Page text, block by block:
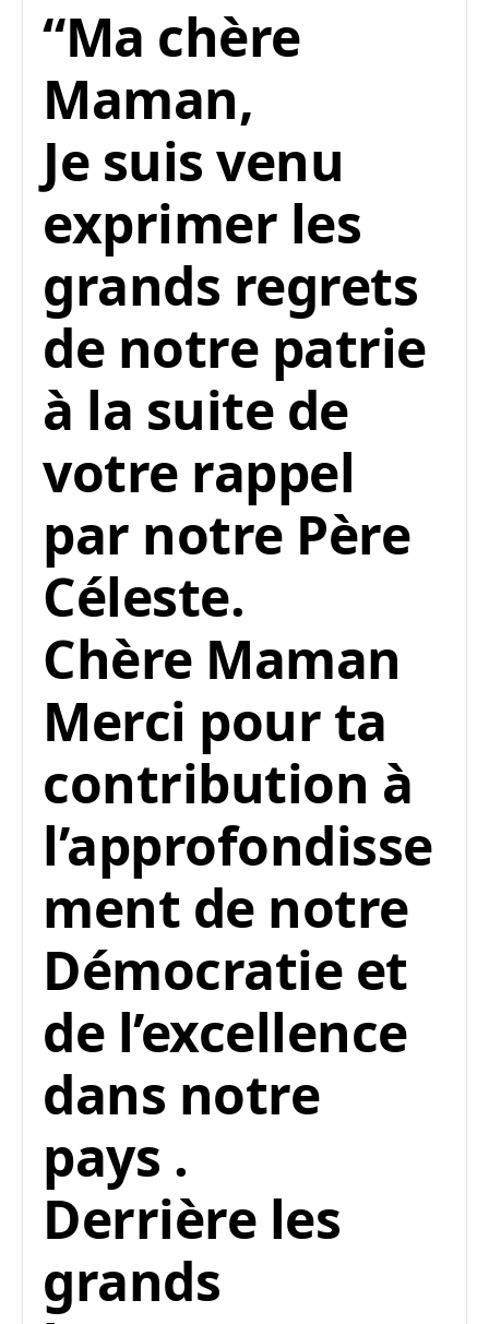
“Ma chère
Maman,
Je suis venu
exprimer les
grands regrets
de notre patrie
à la suite de
votre rappel
par notre Père
Céleste.
Chère Maman
Merci pour ta
contribution à
l’approfondisse
ment de notre
Démocratie et
de l’excellence
dans notre
pays .
Derrière les
grands